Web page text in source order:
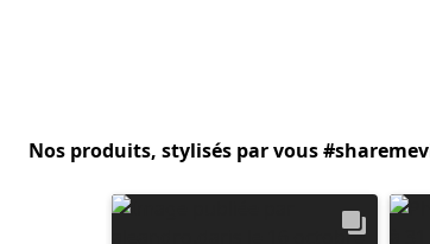
Nos produits, stylisés par vous